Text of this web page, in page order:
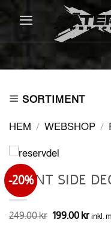
SORTIMENT
HEM / WEBSHOP /
-20%
FRONT SIDE
249.00kr Det
199.00 krDet
inkl.